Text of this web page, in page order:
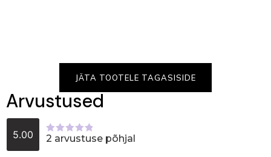
JÄTA TOOTELE TAGASISIDE
Arvustused
5.00
Hinnanguga
2 arvustuse põhjal